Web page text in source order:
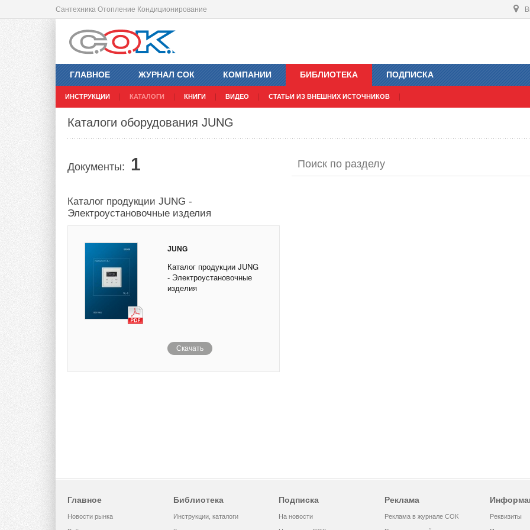
Сантехника Отопление Кондиционирование
ГЛАВНОЕ ЖУРНАЛ СОК КОМПАНИИ БИБЛИОТЕКА
ИНСТРУКЦИИ КАТАЛОГИ КНИГИ ВИДЕО СТАТЬИ ИЗ ВНЕШНИХ ИСТОЧНИКОВ
ПОДПИСКА
Каталоги оборудования JUNG
Документы: 1
Каталог продукции JUNG -
Электроустановочные изделия
JUNG
Каталог продукции JUNG
- Электроустановочные
изделия
Скачать
Главное
Новости рынка
Библиотека
Инструкции, каталоги
Подписка
На новости
Реклама
Реклама в журнале СОК Реквизиты